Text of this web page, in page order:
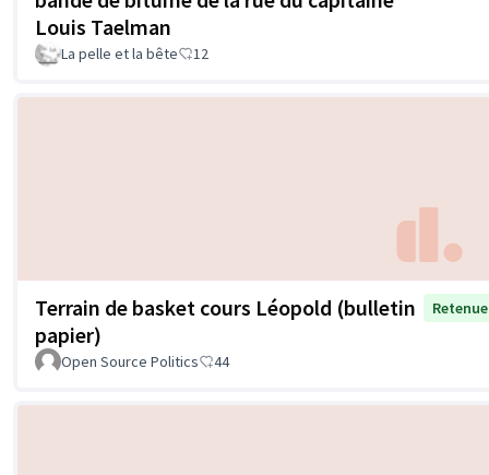
Louis Taelman
La pelle et la bête 12
Terrain de basket cours Léopold (bulletin
papier)
Retenue
Open Source Politics 44